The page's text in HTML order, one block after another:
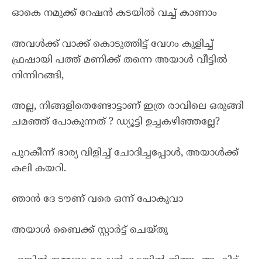
ഓകെ നമുക്ക് റേഷൻ കടയിൽ വച്ച് കാണാം
അവൾക്ക് വാക്ക് കൊടുത്തിട്ട് വേഗം കുളിച്ച്
ഫ്രഷായി പത്ത് മണിക്ക് തന്നെ അയാൾ വീട്ടിൽ
നിന്നിറങ്ങി,
അല്ല, നിങ്ങളിതെണ്ടോട്ടാണ് ഇത്ര രാവിലെ ഒരുങ്ങി
ചമഞ്ഞ് പോകുന്നത് ? ഡ്യൂട്ടി ഉച്ചകഴിഞ്ഞല്ലേ?
പുറകീന്ന് ഭാര്യ വിളിച്ച് ചോദിച്ചപ്പോൾ, അയാൾക്ക്
കലി കയറി.
ഞാൻ ദേ ടൗണ് വരെ ഒന്ന് പോകുവാ
അയാൾ ബൈക്ക് സ്റ്റാർട്ട് ചെയ്തു